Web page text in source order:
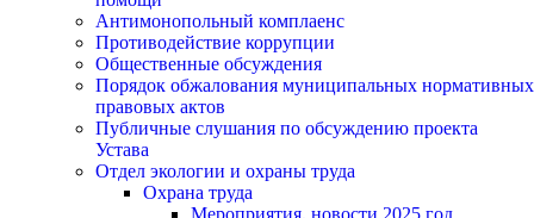
Антимонопольный комплаенс
Противодействие коррупции
Общественные обсуждения
Порядок обжалования муниципальных нормативных
правовых актов
Публичные слушания по обсуждению проекта
Устава
Отдел экологии и охраны труда
Охрана труда